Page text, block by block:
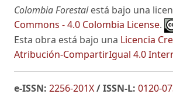
Colombia Forestalestá bajo una
Commons - 4.0 Colombia License.
Esta obra está bajo una Licencia
Atribución-CompartirIgual 4.0
e-ISSN: 2256-201X/ISSN-L: 0120-